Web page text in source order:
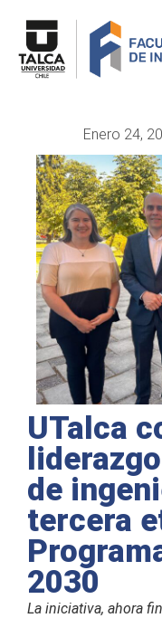
Enero 24,
UTalca
de
tercera
2030
La iniciativa, ahora